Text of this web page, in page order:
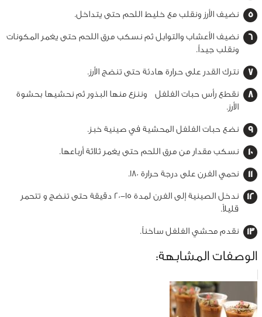
نضيف الأرز ونقلب مع خليط اللحم حتى يتداخل.
نضيف الأعشاب والتوابل ثم نسكب مرق اللحم حتى يغمر المكونات
ونقلب جيداً.
نترك القدر على حرارة هادئة حتى تنضج الأرز.
نقطع رأس حبات الفلفل وننزع منها البذور ثم نحشيها بحشوة
الأرز.
نضع حبات الفلفل المحشية في صينية خبز.
نسكب مقدار من مرق اللحم حتى يغمر ثلاثة أرباعها.
نحمي الفرن على درجة حرارة 180.
ندخل الصينية إلى الفرن لمدة 15-20 دقيقة حتى تنضج و تتحمر
قليلاً.
نقدم محشي الفلفل ساخناً.
الوصفات المشابهة: